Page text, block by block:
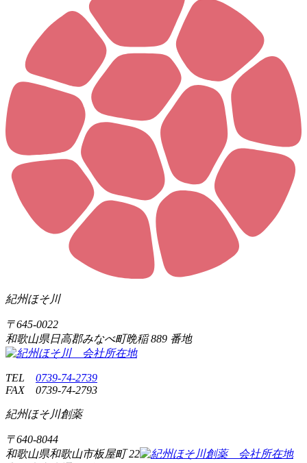
紀州ほそ川
〒645-0022
和歌山県日高郡みなべ町晩稲889 番地
TEL 0739-74-2739
FAX 0739-74-2793
紀州ほそ川創薬
〒640-8044
和歌山県和歌山市板屋町22